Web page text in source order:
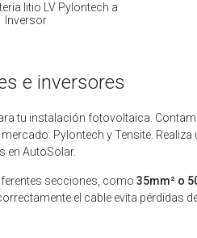
litio LV Pylontech a
Inversor
e inversores
tu instalación fotovoltaica.
Pylontech y Tensite. Realiza
en AutoSolar.
secciones, como 35mm² o
el cable evita pérdidas